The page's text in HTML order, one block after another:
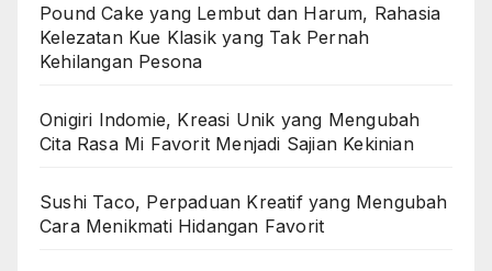
Pound Cake yang Lembut dan Harum, Rahasia
Kelezatan Kue Klasik yang Tak Pernah
Kehilangan Pesona
Onigiri Indomie, Kreasi Unik yang Mengubah
Cita Rasa Mi Favorit Menjadi Sajian Kekinian
Sushi Taco, Perpaduan Kreatif yang Mengubah
Cara Menikmati Hidangan Favorit